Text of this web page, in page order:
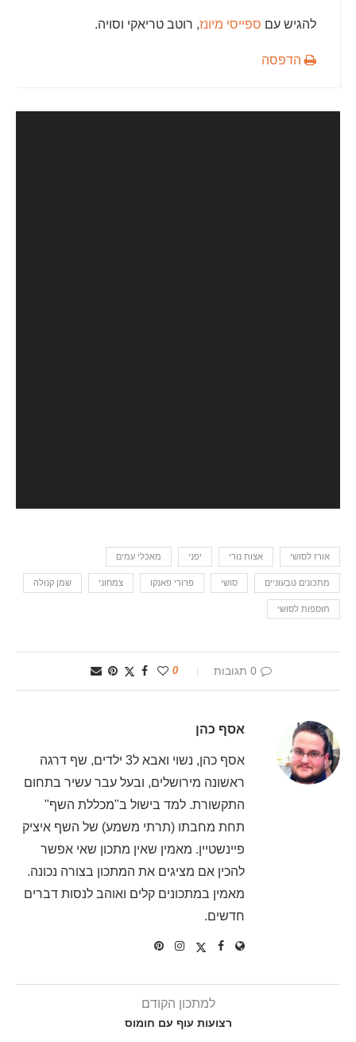
להגיש עם ספייסי מיונז, רוטב טריאקי וסויה.
הדפסה
אורז לסושי אצות נורי יפני מאכלי עמים
מתכונים טבעוניים סושי פרורי פאנקו צמחוני שמן קנולה
תוספות לסושי
0 תגובות 0
אסף כהן
אסף כהן, נשוי ואבא ל3 ילדים, שף דרגה
ראשונה מירושלים, ובעל עבר עשיר בתחום
התקשורת. למד בישול ב"מכללת השף"
תחת מחבתו (תרתי משמע) של השף איציק
פיינשטיין. מאמין שאין מתכון שאי אפשר
להכין אם מציגים את המתכון בצורה נכונה.
מאמין במתכונים קלים ואוהב לנסות דברים
חדשים.
למתכון הקודם
רצועות עוף עם חומוס